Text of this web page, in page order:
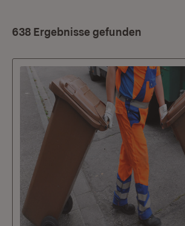
638 Ergebnisse gefunden